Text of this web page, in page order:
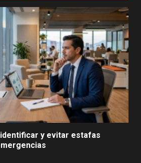
identificar y evitar estafas